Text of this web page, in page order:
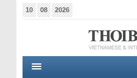
10 08 2026